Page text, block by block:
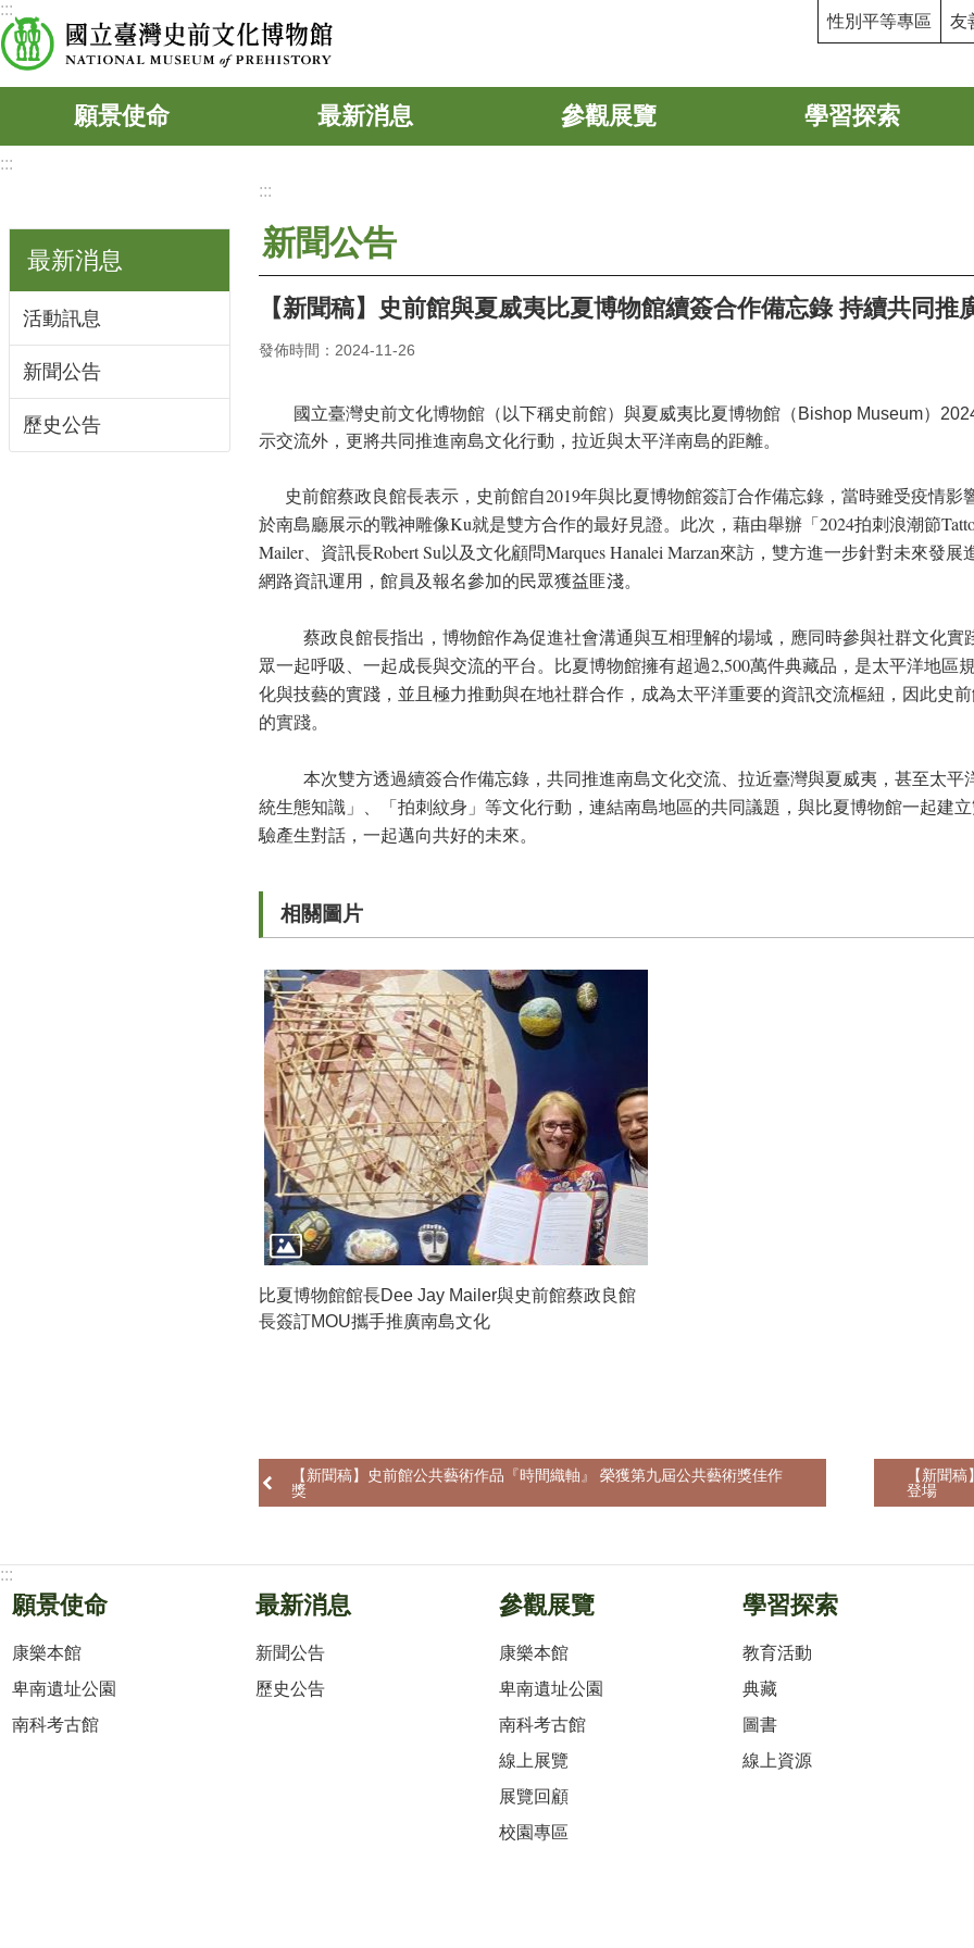
跳到主要內容區塊
:::
性別平等專區 友
願景使命 最新消息 參觀展覽 學習探索
:::
最新消息
活動訊息
新聞公告
歷史公告
:::
新聞公告
【新聞稿】史前館與夏威夷比夏博物館續簽合作備忘錄 持續共同推
發佈時間：2024-11-26
國立臺灣史前文化博物館（以下稱史前館）與夏威夷比夏博物館（ Bishop Museum）
示交流外，更將共同推進南島文化行動，拉近與太平洋南島的距離。
史前館蔡政良館長表示，史前館自2019年與比夏博物館簽訂合作備忘錄，當時雖受疫情
於南島廳展示的戰神雕像Ku就是雙方合作的最好見證。此次，藉由舉辦「2024拍刺浪潮節
Mailer、資訊長Robert Su以及文化顧問Marques Hanalei Marzan來訪，雙方進一步針對未來發展
網路資訊運用，館員及報名參加的民眾獲益匪淺。
蔡政良館長指出，博物館作為促進社會溝通與互相理解的場域，應同時參與社群文化
眾一起呼吸、一起成長與交流的平台。比夏博物館擁有超過2,500萬件典藏品，是太平洋地區
化與技藝的實踐，並且極力推動與在地社群合作，成為太平洋重要的資訊交流樞紐，因此史
的實踐。
本次雙方透過續簽合作備忘錄，共同推進南島文化交流、拉近臺灣與夏威夷，甚至太
統生態知識 」、「拍刺紋身」等文化行動，連結南島地區的共同議題，與比夏博物館一起建
驗產生對話，一起邁向共好的未來。
相關圖片
比夏博物館館長Dee Jay Mailer與史前館蔡政良館
長簽訂MOU攜手推廣南島文化
【新聞稿】史前館公共藝術作品『時間織軸』 榮獲第九屆公共藝術獎佳作
獎
【新聞
登場
:::
願景使命
康樂本館
卑南遺址公園
南科考古館
最新消息
新聞公告
歷史公告
參觀展覽
康樂本館
卑南遺址公園
南科考古館
線上展覽
展覽回顧
校園專區
學習探索
教育活動
典藏
圖書
線上資源